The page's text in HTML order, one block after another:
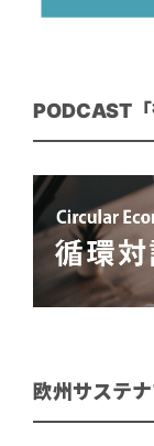
PODCAST「
欧州サステ